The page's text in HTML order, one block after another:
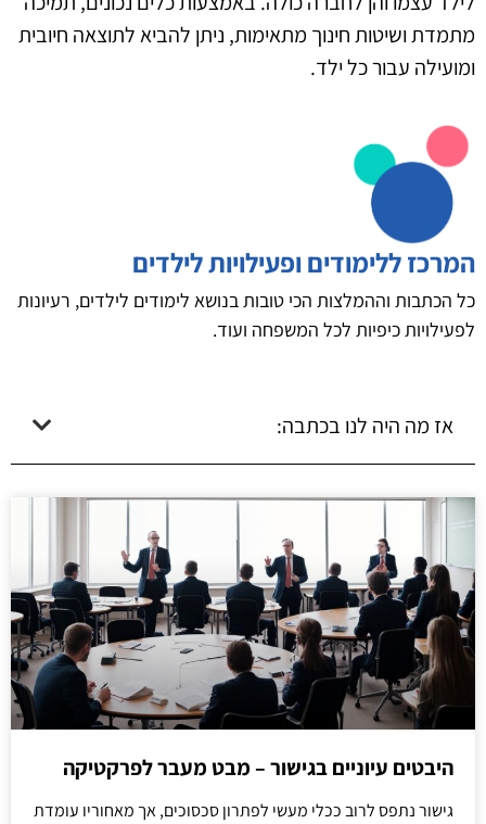
מתמדת ושיטות חינוך מתאימות, ניתן להביא לתוצאה חיובית
ומועילה עבור כל ילד.
המרכז ללימודים ופעילויות לילדים
כל הכתבות וההמלצות הכי טובות בנושא לימודים לילדים, רעיונות
לפעילויות כיפיות לכל המשפחה ועוד.
אז מה היה לנו בכתבה:
היבטים עיוניים בגישור – מבט מעבר לפרקטיקה
גישור נתפס לרוב ככלי מעשי לפתרון סכסוכים, אך מאחוריו עומדת